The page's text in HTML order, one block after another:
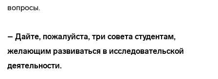
вопросы.
– Дайте, пожалуйста, три совета студентам,
желающим развиваться в исследовательской
деятельности.